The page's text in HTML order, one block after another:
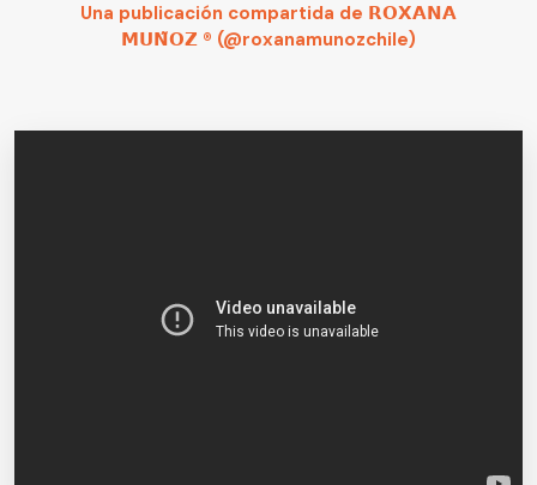
Una publicación compartida de 𝗥𝗢𝗫𝗔𝗡𝗔
𝗠𝗨𝗡̃𝗢𝗭 ®️ (@roxanamunozchile)